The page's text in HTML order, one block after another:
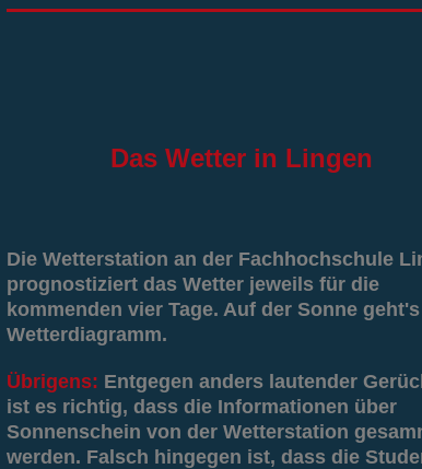
Das Wetter in Lingen
Die Wetterstation an der Fachhochschule
prognostiziert das Wetter jeweils für die
kommenden vier Tage. Auf der Sonne
Wetterdiagramm.
Übrigens: Entgegen anders lautender
ist es richtig, dass die Informationen über
Sonnenschein von der Wetterstation
werden. Falsch hingegen ist, dass die